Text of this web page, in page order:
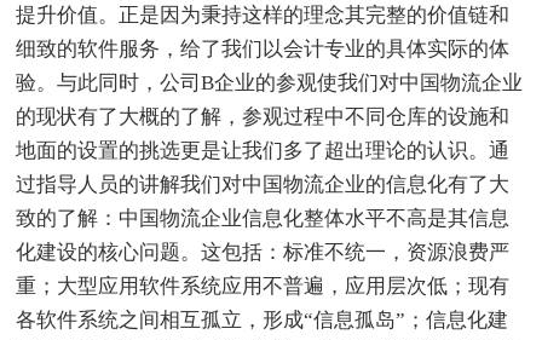
提升价值。正是因为秉持这样的理念其完整的价值链和
细致的软件服务，给了我们以会计专业的具体实际的体
验。与此同时，公司B企业的参观使我们对中国物流企业
的现状有了大概的了解，参观过程中不同仓库的设施和
地面的设置的挑选更是让我们多了超出理论的认识。通
过指导人员的讲解我们对中国物流企业的信息化有了大
致的了解：中国物流企业信息化整体水平不高是其信息
化建设的核心问题。这包括：标准不统一，资源浪费严
重；大型应用软件系统应用不普遍，应用层次低；现有
各软件系统之间相互孤立，形成“信息孤岛”；信息化建